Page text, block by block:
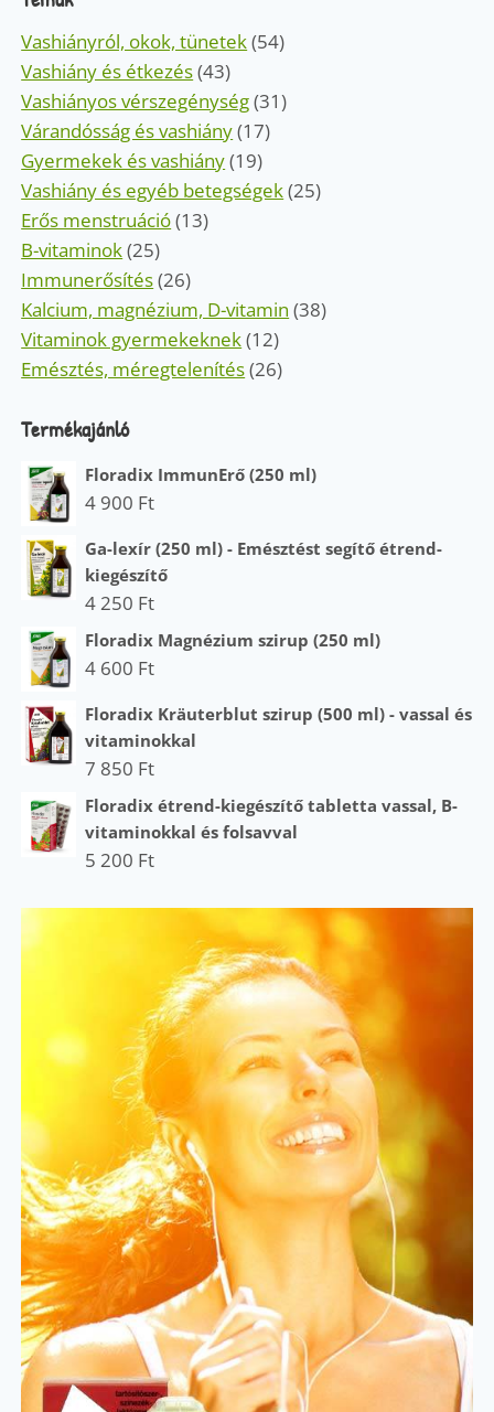
Vashiányról, okok, tünetek(54)
Vashiány és étkezés(43)
Vashiányos vérszegénység(31)
Várandósság és vashiány(17)
Gyermekek és vashiány(19)
Vashiány és egyéb betegségek(25)
Erős menstruáció(13)
B-vitaminok(25)
Immunerősítés(26)
Kalcium, magnézium, D-vitamin (38)
Vitaminok gyermekeknek(12)
Emésztés, méregtelenítés(26)
Termékajánló
Floradix ImmunErő (250 ml)
4 900 Ft
Ga-lexír (250 ml) - Emésztést segítő étrend-
kiegészítő
4 250 Ft
Floradix Magnézium szirup (250 ml)
4 600 Ft
Floradix Kräuterblut szirup (500 ml) - vassal és
vitaminokkal
7 850 Ft
Floradix étrend-kiegészítő tabletta vassal, B-
vitaminokkal és folsavval
5 200 Ft